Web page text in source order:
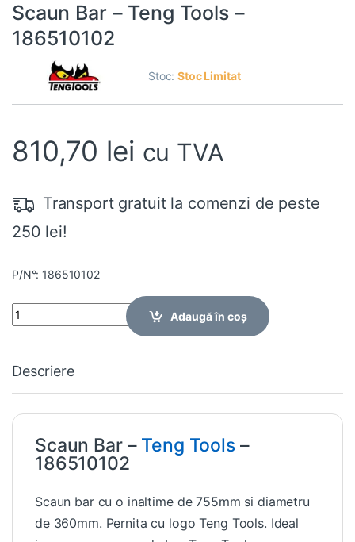
Scaun Bar – Teng Tools –
186510102
Stoc:Stoc Limitat
810,70 lei cu TVA
Transport gratuit la comenzi de peste
250 lei!
P/N°: 186510102
Quantity
Adaugă în coș
Descriere
Scaun Bar – Teng Tools–
186510102
Scaun bar cu o inaltime de 755mm si diametru
de 360mm. Pernita cu logo Teng Tools. Ideal